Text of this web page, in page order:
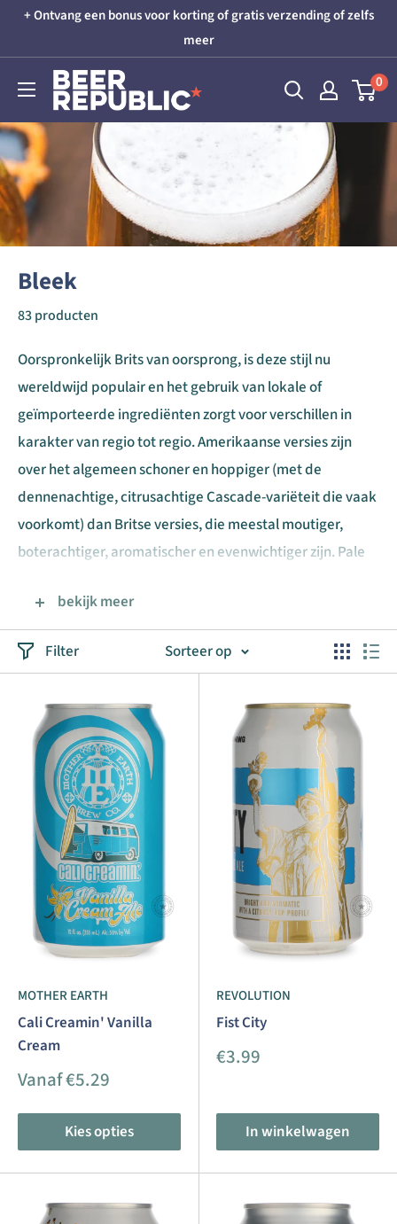
Skip+ Ontvang een bonus voor korting of gratis verzending of zelfs
meer
Beer
Republic
0
Bleek
83 producten
Oorspronkelijk Brits van oorsprong, is deze stijl nu
wereldwijd populair en het gebruik van lokale of
geïmporteerde ingrediënten zorgt voor verschillen in
karakter van regio tot regio. Amerikaanse versies zijn
over het algemeen schoner en hoppiger (met de
dennenachtige, citrusachtige Cascade-variëteit die vaak
voorkomt) dan Britse versies, die meestal moutiger,
boterachtiger, aromatischer en evenwichtiger zijn. Pale
Fruitige esters en diacetyl kunnen variëren van geen tot
matig, en het hoparoma kan variëren van licht bloemig
tot krachtig en scherp. Verwacht over het algemeen een
met een medium body en een licht bittere afdronk.
bekijk meer
Filter Sorteer op
MOTHER EARTH
Cali Creamin' Vanilla
Cream
Aanbiedingsprijs
Vanaf €5.29
Kies opties
REVOLUTION
Fist City
Aanbiedingsprijs
€3.99
In winkelwagen